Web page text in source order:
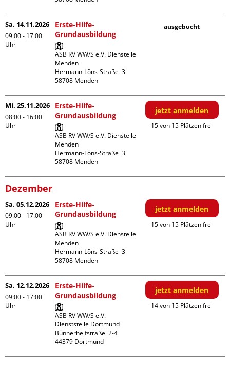
Sa. 14.11.2026
09:00 - 17:00
Uhr
Erste-Hilfe-
Grundausbildung
ASB RV WW/S e.V. Dienstelle
Menden
Hermann-Löns-Straße  3
ausgebucht
Mi. 25.11.2026
08:00 - 16:00
Uhr
Erste-Hilfe-
Grundausbildung
ASB RV WW/S e.V. Dienstelle
Menden
Hermann-Löns-Straße  3
jetzt anmelden
15 von 15 Plätzen frei
Dezember
Sa. 05.12.2026
09:00 - 17:00
Uhr
Erste-Hilfe-
Grundausbildung
ASB RV WW/S e.V. Dienstelle
Menden
Hermann-Löns-Straße  3
jetzt anmelden
15 von 15 Plätzen frei
Sa. 12.12.2026
09:00 - 17:00
Uhr
Erste-Hilfe-
Grundausbildung
ASB RV WW/S e.V.
Dienststelle Dortmund
Bünnerhelfstraße  2-4
jetzt anmelden
14 von 15 Plätzen frei